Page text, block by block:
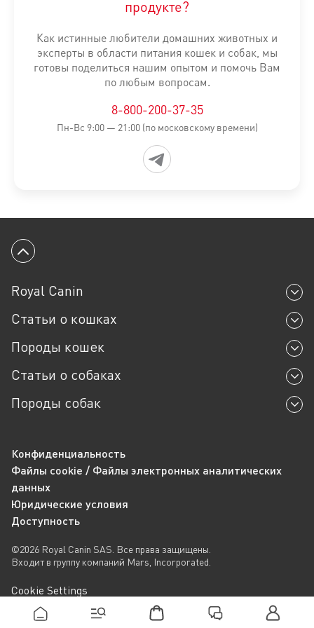
2,3-2,9 кг 5-6 месяцев 61-66 г
7-12 месяцев 67-69 г
продукте?
Как истинные любители домашних животных и
эксперты в области питания кошек и собак, мы
готовы поделиться нашим опытом и помочь Вам
по любым вопросам.
8-800-200-37-35
Пн-Вс 9:00 — 21:00 (по московскому времени)
Вернуться к началу
Royal Canin
Статьи о кошках
Породы кошек
Статьи о собаках
Породы собак
Конфиденциальность
Файлы cookie / Файлы электронных аналитических
данных
Юридические условия
Доступность
©2026 Royal Canin SAS. Все права защищены.
Входит в группу компаний Mars, Incorporated.
Cookie Settings